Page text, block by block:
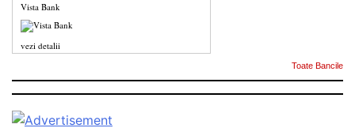
Vista Bank
vezi detalii
Toate Bancile